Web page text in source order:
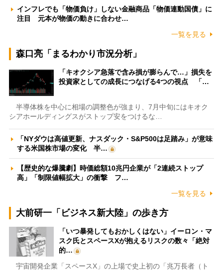
インフレでも「物価負け」しない金融商品「物価連動国債」に
注目 元本が物価の動きに合わせ…
一覧を見る
森口亮「まるわかり市況分析」
「キオクシア急落で含み損が膨らんで…」損失を
投資家としての成長につなげる4つの視点 「…
半導体株を中心に相場の調整色が強まり、7月中旬にはキオク
シアホールディングスがストップ安をつけるな…
「NYダウは高値更新、ナスダック・S&P500は足踏み」が意味
する米国株市場の変化 半…
【歴史的な爆騰劇】時価総額10兆円企業が「2連続ストップ
高」「制限値幅拡大」の衝撃 フ…
一覧を見る
大前研一「ビジネス新大陸」の歩き方
「いつ暴発してもおかしくはない」イーロン・マ
スク氏とスペースXが抱えるリスクの数々「絶対
的…
宇宙開発企業「スペースX」の上場で史上初の「兆万長者（ト